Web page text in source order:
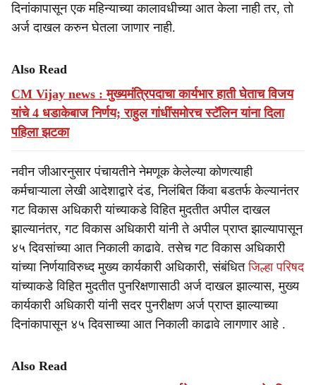
दिनांकापासून एक महिन्याच्या कालावधीच्या आत केला नाही तर, तो
अर्ज दाखल करुन घेतला जाणार नाही.
Also Read
CM Vijay news : मुख्यमंत्रि‍पदाचा कार्यभार हाती घेताच विजय
यांचे 4 धडाकेबाज निर्णय; राहुल गांधींसमोरच स्टॅलिन यांना दिला
पहिला झटका
नवीन जीआरनुसार पंचायतीने नेमणूक केलेल्या कोणत्याही
कर्मचाऱ्याला लेखी आदेशाद्वारे दंड, निलंबित किंवा बडतर्फ केल्यानंतर
गट विकास अधिकारी यांच्याकडे विहित मुदतीत अपील दाखल
झाल्यानंतर, गट विकास अधिकारी यांनी ते अपील प्राप्त झाल्यापासून
४५ दिवसांच्या आत निकाली काढावे. तसेच गट विकास अधिकारी
यांच्या निर्णयाविरुध्द मुख्य कार्यकारी अधिकारी, संबंधितजिल्हा परिषद
यांच्याकडे विहित मुदतीत पुनरिक्षणासाठी अर्ज दाखल झाल्यास, मुख्य
कार्यकारी अधिकारी यांनी सदर पुनरीक्षण अर्ज प्राप्त झाल्याच्या
दिनांकापासून ४५ दिवसाच्या आत निकाली काढावे लागणार आहे .
Also Read